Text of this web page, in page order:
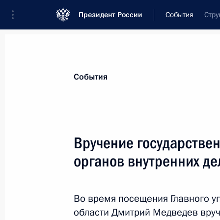
Президент России События
Новости
Совещание по вопросам развития
События
Вручение
органов внутренних
Во время посещения Главного
области Дмитрий Медведев